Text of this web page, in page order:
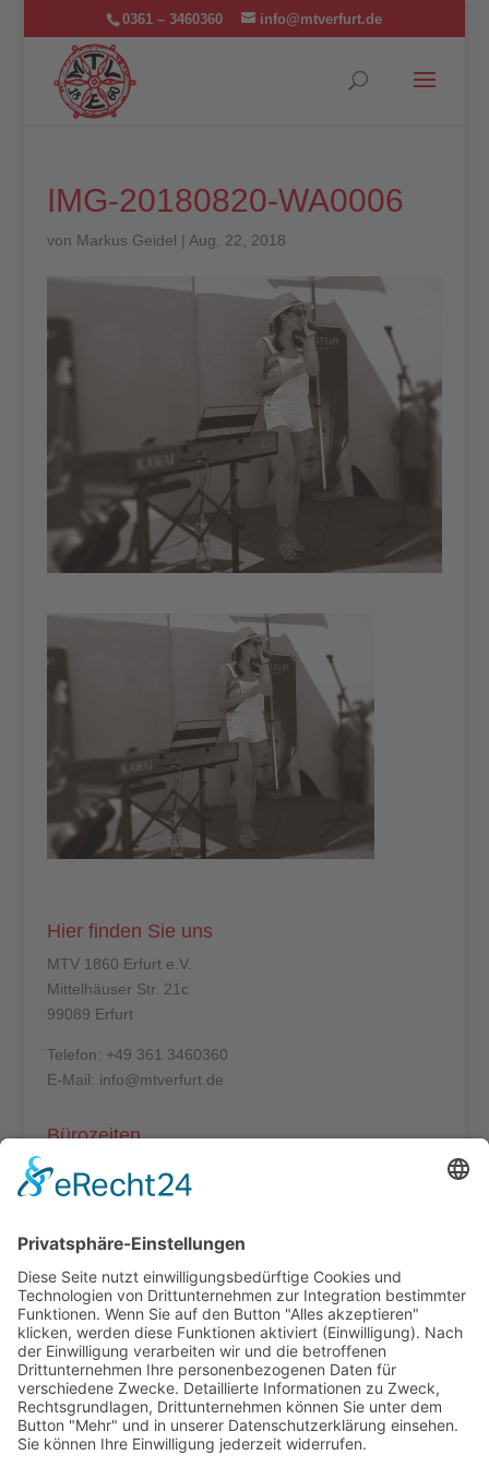
0361 – 3460360 info@mtverfurt.de
IMG-20180820-WA0006
von Markus Geidel | Aug. 22, 2018
Hier finden Sie uns
MTV 1860 Erfurt e.V.
Mittelhäuser Str. 21c
99089 Erfurt
Telefon: +49 361 3460360
E-Mail: info@mtverfurt.de
Bürozeiten
Mo – Do: 8:00 – 14:00 Uhr
Termine außerhalb unserer Geschäftszeiten nur
nach Absprache.
Folgt uns auf facebook